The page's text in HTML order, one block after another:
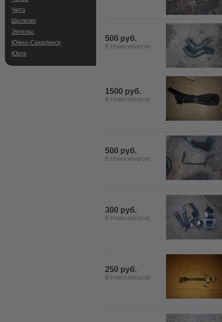
Чита
Щелково
Энгельс
Южно-Сахалинск
Юрга
500 руб.
В Новосибирске
1500 руб.
В Новосибирске
500 руб.
В Новосибирске
300 руб.
В Новосибирске
250 руб.
В Новосибирске